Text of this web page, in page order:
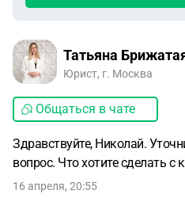
Татьяна
Юрист, г. Москва
Общаться в чате
Здравствуйте, Николай.
вопрос. Что хотите сделать с
16 апреля, 20:55